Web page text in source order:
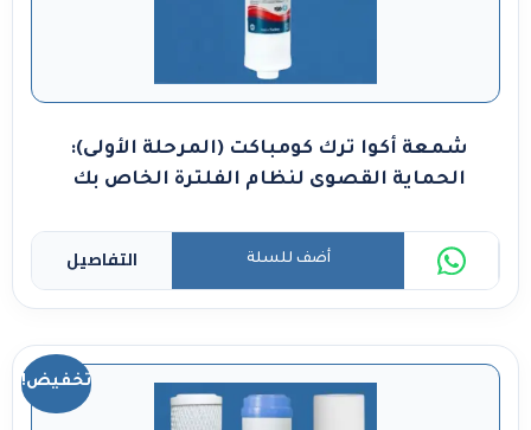
شمعة أكوا ترك كومباكت (المرحلة الأولى):
الحماية القصوى لنظام الفلترة الخاص بك
التفاصيل أضف للسلة
تخفيض!